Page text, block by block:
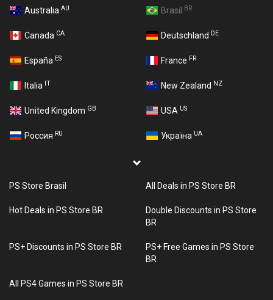
Australia AU Brasil BR
Canada CA Deutschland DE
España ES France FR
Italia IT New Zealand NZ
United Kingdom GB USA US
Россия RU Україна UA
PS Store Brasil All Deals in PS Store BR
Hot Deals in PS Store BR
Double Discounts in PS Store
BR
PS+ Discounts in PS Store BR
PS+ Free Games in PS Store
BR
All PS4 Games in PS Store BR